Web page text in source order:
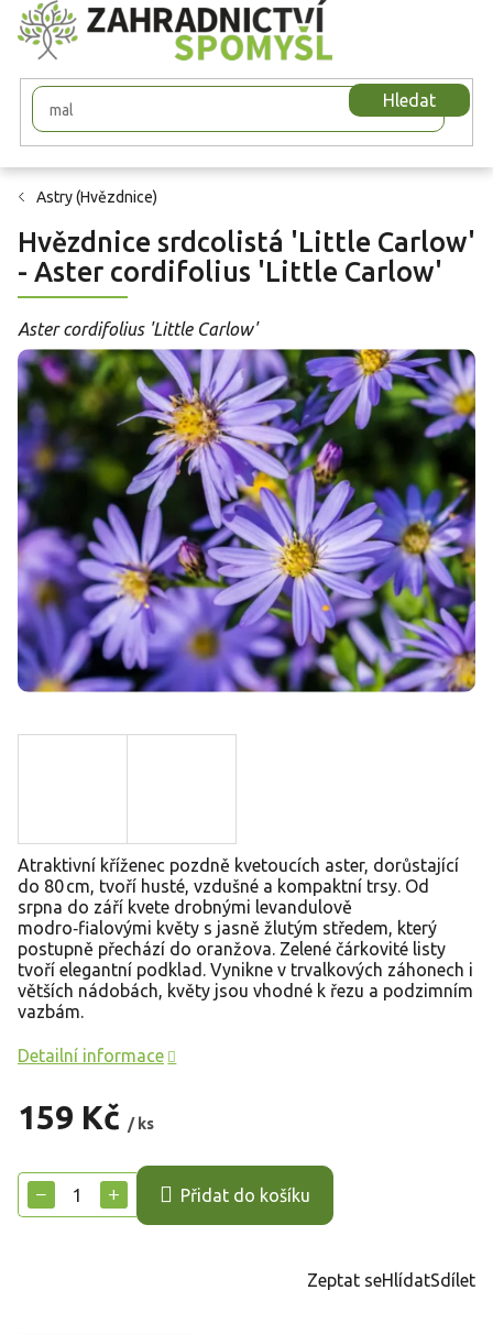
Přejít
na
obsah
Hledat
Astry (Hvězdnice)
Hvězdnice srdcolistá 'Little Carlow'
- Aster cordifolius 'Little Carlow'
Aster cordifolius 'Little Carlow'
159 Kč / ks
cena:
+
− Přidat do košíku
Atraktivní kříženec pozdně kvetoucích aster, dorůstající
do 80 cm, tvoří husté, vzdušné a kompaktní trsy. Od
srpna do září kvete drobnými levandulově
modro‑fialovými květy s jasně žlutým středem, který
postupně přechází do oranžova. Zelené čárkovité listy
tvoří elegantní podklad. Vynikne v trvalkových záhonech i
větších nádobách, květy jsou vhodné k řezu a podzimním
vazbám.
Detailní informace
Zeptat seHlídatSdílet